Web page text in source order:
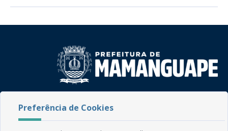
CEP: 58.280-000 - Mamanguape/PB
Fone: (83) 3292-2246
Preferência de Cookies